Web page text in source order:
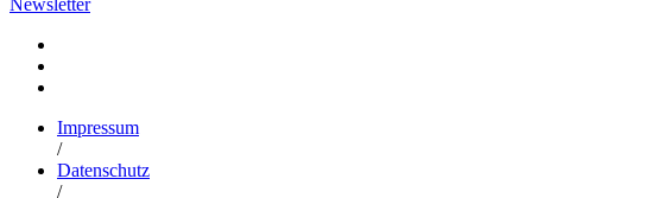
Impressum
/
Datenschutz
/